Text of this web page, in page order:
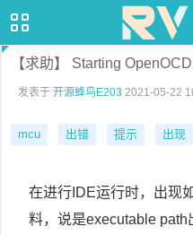
【求助】 Starting
发表于 开源蜂鸟E203 2021-05-22
mcu 出错 提示 出现
在进行IDE运行时，出现
料，说是executable